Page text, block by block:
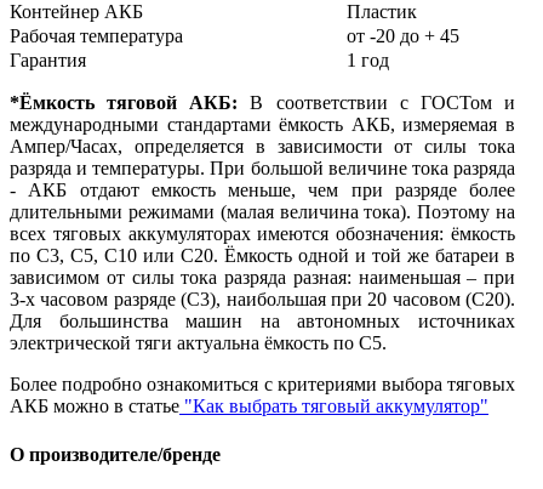
Контейнер АКБ
Пластик
Рабочая температура
от -20 до + 45
Гарантия
1 год
*Ёмкость тяговой АКБ:В соответствии с ГОСТом и
международными стандартами ёмкость АКБ, измеряемая в
Ампер/Часах, определяется в зависимости от силы тока
разряда и температуры. При большой величине тока разряда
- АКБ отдают емкость меньше, чем при разряде более
длительными режимами (малая величина тока). Поэтому на
всех тяговых аккумуляторах имеются обозначения: ёмкость
по С3, С5, С10 или С20. Ёмкость одной и той же батареи в
зависимом от силы тока разряда разная: наименьшая – при
3-х часовом разряде (С3), наибольшая при 20 часовом (С20).
Для большинства машин на автономных источниках
электрической тяги актуальна ёмкость по С5.
Более подробно ознакомиться с критериями выбора тяговых
АКБ можно в статье "Как выбрать тяговый аккумулятор"
О производителе/бренде